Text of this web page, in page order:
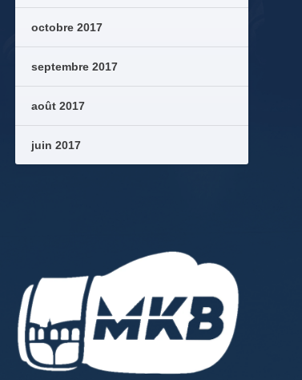
octobre 2017
septembre 2017
août 2017
juin 2017